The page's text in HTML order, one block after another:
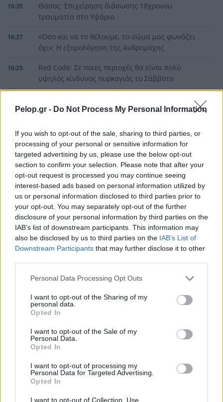
Pelop.gr - Do Not Process My Personal Information
If you wish to opt-out of the sale, sharing to third parties, or
processing of your personal or sensitive information for
targeted advertising by us, please use the below opt-out
section to confirm your selection. Please note that after your
opt-out request is processed you may continue seeing
interest-based ads based on personal information utilized by
us or personal information disclosed to third parties prior to
your opt-out. You may separately opt-out of the further
disclosure of your personal information by third parties on the
IAB’s list of downstream participants. This information may
also be disclosed by us to third parties on the IAB’s List of
Downstream Participants that may further disclose it to other
Please note that this website/app uses one or more Google
not limited to your visit or usage behaviour. You may click to
grant or deny consent to Google and its third-party tags to
use your data for below specified purposes in below Google
consent section.
Personal Data Processing Opt Outs
I want to opt-out of the Sharing of my
personal data.
Opted In
I want to opt-out of the Sale of my
Personal Data.
Opted In
I want to opt-out of processing my
Personal Data for Targeted Advertising.
Opted In
I want to opt-out of Collection, Use,
16:35
Θάσος: Επιχείρηση διάσωσης 18χρονου
τραυματία στο Υψάριο
16:27
«Όσο και να το θέλουμε, το σώμα μας φωνάζει
όχι»: Η εξομολόγηση της Ανδρομάχης
16:25
Red Code: Σε ποιες περιοχές θα είναι πολύ
υψηλός κίνδυνος πυρκαγιάς το Σάββατο
ομάδων του Βαγγέλη Μαρινάκη
16:16
Δεν έκλεισες ακόμα διακοπές; 5 μέρη δίπλα στη
θάλασσα όπου αξίζει να ψάξεις δωμάτιο τώρα
Ποια προβλήματα αναδεικνύει μελέτη για τον
βιώσιμο τουρισμό στην Πάτρα
Μυστράς: Καταδικάστηκε σε 11 μήνες με
αναστολή ο 55χρονος που έκρυβε τη σορό του
πατέρα του σε καταψύκτη
Πόσο κοστίζει να φύγει μια οικογένεια διακοπές:
Καύσιμα, διόδια και ακτοπλοϊκά στη ζυγαριά
15:47
Αυτός είναι ο λόγος που τα Καλάβρυτα δεν είναι
μόνο χειμερινός προορισμός
«Επίθεση στον έναν, επίθεση σε όλους»: Η
συμφωνία που υπέγραψαν Τουρκία, Σαουδική
Αραβία και Πακιστάν
Κορυφώνεται η έξοδος του Αυγούστου: Πάνω
από 129.000 επιβάτες αναχωρούν από τα
Άδανα: Βγήκαν τα όπλα για ένα χρέος – Το
ενοικιάσεων